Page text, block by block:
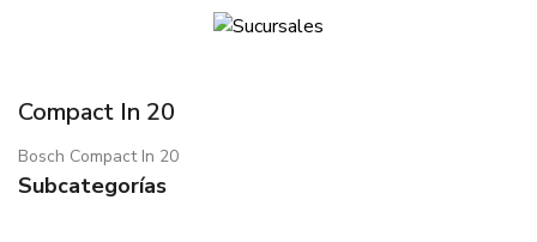
Compact In 20
Bosch Compact In 20
Subcategorías